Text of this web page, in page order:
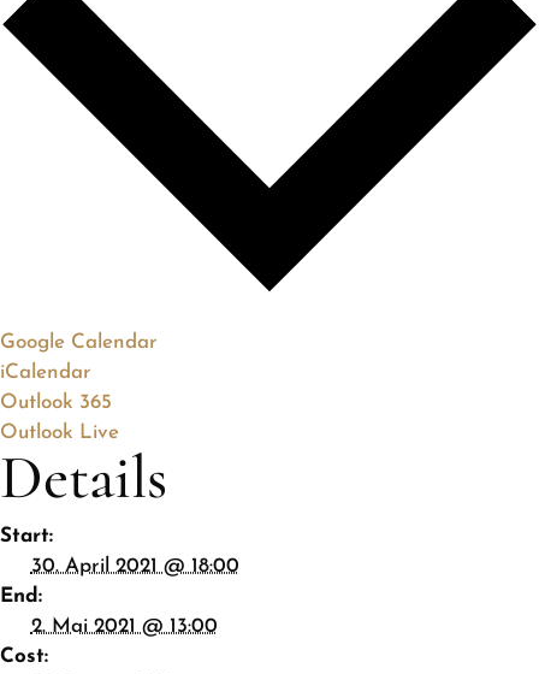
Google Calendar
iCalendar
Outlook 365
Outlook Live
Details
Start:
30. April 2021 @ 18:00
End:
2. Mai 2021 @ 13:00
Cost: